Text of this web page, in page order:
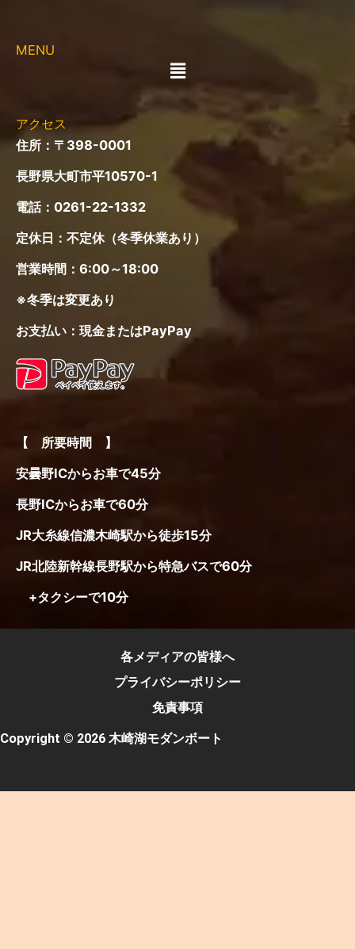
MENU
メ
ニ
ー
アクセス
住所：〒398-0001
長野県大町市平10570-1
電話： 0261-22-1332
定休日：不定休（冬季休業あり）
営業時間：6:00～18:00
※冬季は変更あり
お支払い：現金またはPayPay
【 所要時間 】
安曇野ICからお車で45分
長野ICからお車で60分
JR大糸線信濃木崎駅から徒歩15分
JR北陸新幹線長野駅から特急バスで60分
+タクシーで10分
各メディアの皆様へ
プライバシーポリシー
免責事項
Copyright © 2026 木崎湖モダンボート